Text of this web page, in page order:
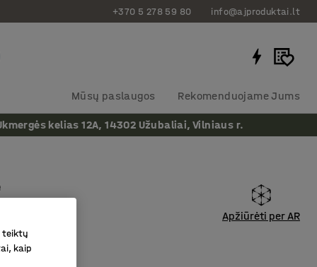
+370 5 278 59 80 info@ajproduktai.lt
Mūsų paslaugos Rekomenduojame Jums
kelias 12A, 14302 Užubaliai, Vilniaus r.
:234726
Apžiūrėti per AR
teiktų
kaip